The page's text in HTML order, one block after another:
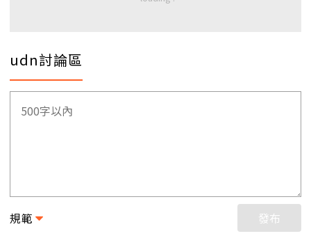
udn討論區
規範 發布